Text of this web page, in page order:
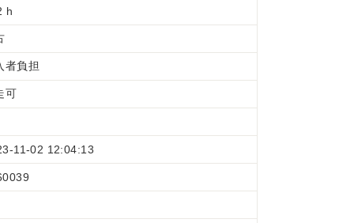
h
者負担
可
11-02 12:04:13